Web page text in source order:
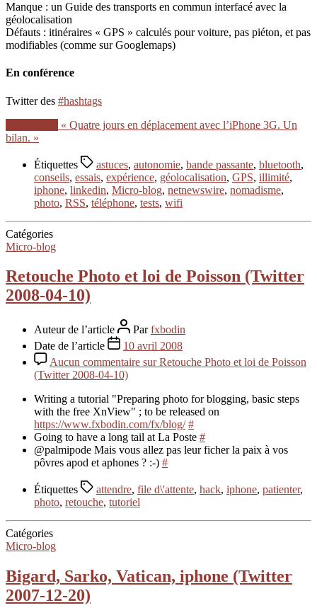
Manque : un Guide des transports en commun interfacé avec la
géolocalisation
Défauts : itinéraires « GPS » calculés pour voiture, pas piéton, et pas
modifiables (comme sur Googlemaps)
En conférence
Twitter des #hashtags
« Quatre jours en déplacement avec l’iPhone 3G. Un
bilan. »
Étiquettes astuces, autonomie, bande passante, bluetooth,
conseils, essais, expérience, géolocalisation, GPS, illimité,
iphone, linkedin, Micro-blog, netnewswire, nomadisme,
photo, RSS, téléphone, tests, wifi
Catégories
Micro-blog
Retouche Photo et loi de Poisson (Twitter
2008-04-10)
Auteur de l’article Parfxbodin
Date de l’article
10 avril 2008
Aucun commentaire sur Retouche Photo et loi de Poisson
(Twitter 2008-04-10)
Writing a tutorial "Preparing photo for blogging, basic steps
with the free XnView" ; to be released on
https://www.fxbodin.com/fx/blog/ #
Going to have a long tail at La Poste #
@palmipode Mais vous allez pas leur ficher la paix à vos
pôvres apod et aphones ? :-) #
Étiquettes attendre, file d\'attente, hack, iphone, patienter,
photo, retouche, tutoriel
Catégories
Micro-blog
Bigard, Sarko, Vatican, iphone (Twitter
2007-12-20)